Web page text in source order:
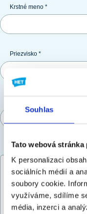
Souhlas
Tato webová
K personalizaci
sociálních médií a
soubory cookie.
využíváme, sdílíme
média, inzerci a
Krstné meno *
Priezvisko *
Vaša otázka *